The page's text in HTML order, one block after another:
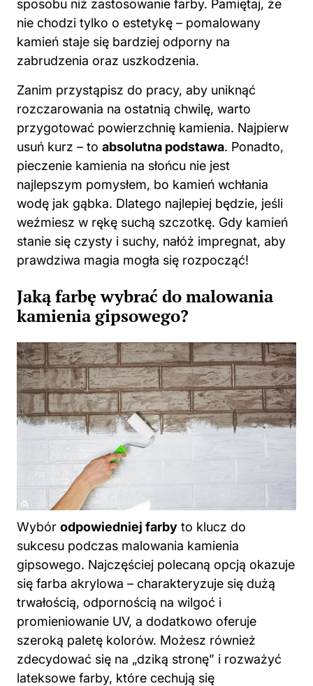
sposobu niż zastosowanie farby. Pamiętaj, że
nie chodzi tylko o estetykę – pomalowany
kamień staje się bardziej odporny na
zabrudzenia oraz uszkodzenia.
Zanim przystąpisz do pracy, aby uniknąć
rozczarowania na ostatnią chwilę, warto
przygotować powierzchnię kamienia. Najpierw
usuń kurz – to absolutna podstawa. Ponadto,
pieczenie kamienia na słońcu nie jest
najlepszym pomysłem, bo kamień wchłania
wodę jak gąbka. Dlatego najlepiej będzie, jeśli
weźmiesz w rękę suchą szczotkę. Gdy kamień
stanie się czysty i suchy, nałóż impregnat, aby
prawdziwa magia mogła się rozpocząć!
Jaką farbę wybrać do malowania
kamienia gipsowego?
Wybór odpowiedniej farby to klucz do
sukcesu podczas malowania kamienia
gipsowego. Najczęściej polecaną opcją okazuje
się farba akrylowa – charakteryzuje się dużą
trwałością, odpornością na wilgoć i
promieniowanie UV, a dodatkowo oferuje
szeroką paletę kolorów. Możesz również
zdecydować się na „dziką stronę” i rozważyć
lateksowe farby, które cechują się